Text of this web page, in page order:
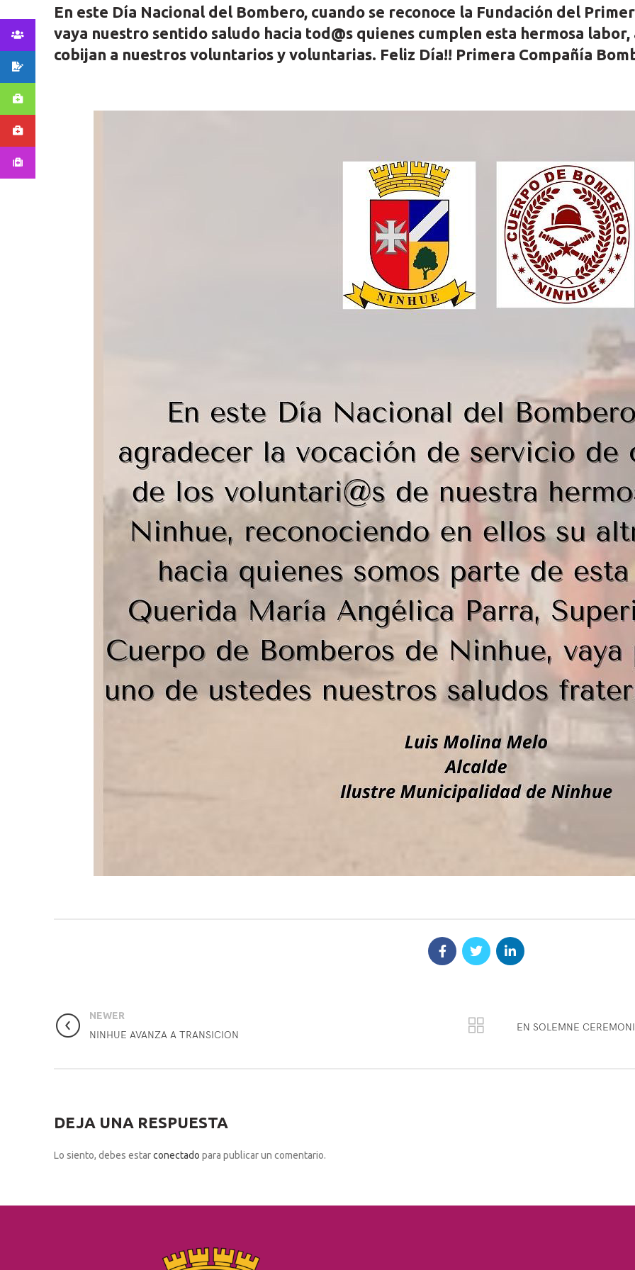
En este Día Nacional del Bombero, cuando se reconoce la Fundación del
vaya nuestro sentido saludo hacia tod@s quienes cumplen esta hermosa labor,
cobijan a nuestros voluntarios y voluntarias. Feliz Día!! Primera Compañía
NEWER
NINHUE AVANZA A TRANSICION
EN SOLEMNE
DEJA UNA RESPUESTA
Lo siento, debes estarconectado para publicar un comentario.